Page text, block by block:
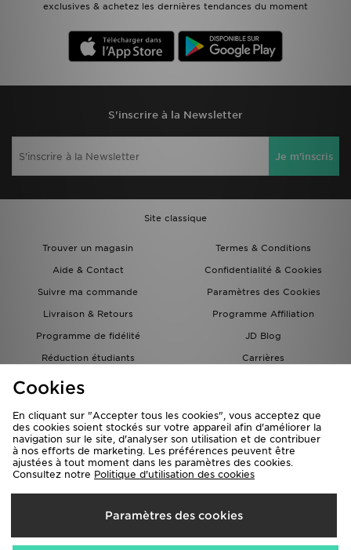
exclusives & achetez les dernières tendances du moment
S'inscrire à la Newsletter
Je m'inscris
Site classique
Trouver un magasin
Termes & Conditions
Aide & Contact
Confidentialité & Cookies
Suivre ma commande
Paramètres des Cookies
Livraison & Retours
Programme Affiliation
Programme de fidélité
JD Blog
Réduction étudiants
Carrières
Carte Cadeau
Livraison Vers
France
Cookies
En cliquant sur "Accepter tous les cookies", vous acceptez que
des cookies soient stockés sur votre appareil afin d'améliorer la
navigation sur le site, d'analyser son utilisation et de contribuer
à nos efforts de marketing. Les préférences peuvent être
ajustées à tout moment dans les paramètres des cookies.
Consultez notre Politique d'utilisation des cookies
Paramètres des cookies